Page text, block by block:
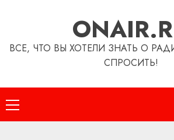
ВСЕ, ЧТО ВЫ ХОТЕЛИ ЗНАТЬ О
СПРОСИТЬ!
Основное
меню